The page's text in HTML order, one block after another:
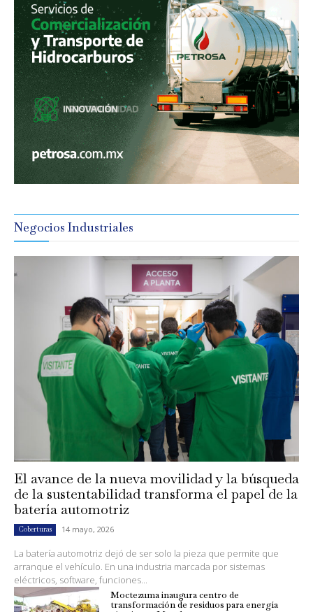
Negocios Industriales
El avance de la nueva movilidad y la búsqueda
de la sustentabilidad transforma el papel de la
batería automotriz
Coberturas 14 mayo, 2026
La batería automotriz dejó de ser solo la pieza que permite que
arranque el vehículo. En una industria marcada por sistemas
eléctricos, software, funciones...
Moctezuma inaugura centro de
transformación de residuos para energía